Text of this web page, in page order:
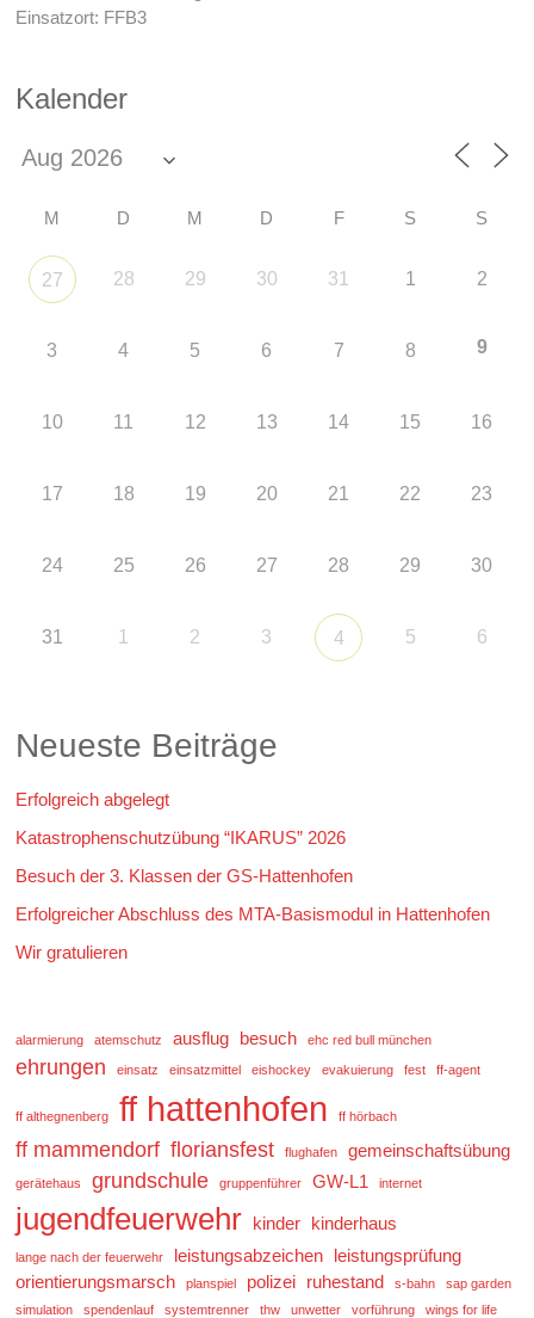
Einsatzort: FFB3
Kalender
M D M D F S S
27 28 29 30 31 1 2
3 4 5 6 7 8 9
10 11 12 13 14 15 16
17 18 19 20 21 22 23
24 25 26 27 28 29 30
31 1 2 3 4 5 6
Neueste Beiträge
Erfolgreich abgelegt
Katastrophenschutzübung “IKARUS” 2026
Besuch der 3. Klassen der GS-Hattenhofen
Erfolgreicher Abschluss des MTA-Basismodul in Hattenhofen
Wir gratulieren
alarmierung atemschutz ausflug besuch ehc red bull münchen
ehrungen einsatz einsatzmittel eishockey evakuierung fest ff-agent
ff althegnenberg ff hattenhofen ff hörbach
ff mammendorf floriansfest flughafen gemeinschaftsübung
gerätehaus grundschule gruppenführer GW-L1 internet
jugendfeuerwehr kinder kinderhaus
lange nach der feuerwehr leistungsabzeichen leistungsprüfung
orientierungsmarsch
planspiel polizei ruhestand s-bahn
sap garden
simulation
spendenlauf systemtrenner thw unwetter vorführung wings for life